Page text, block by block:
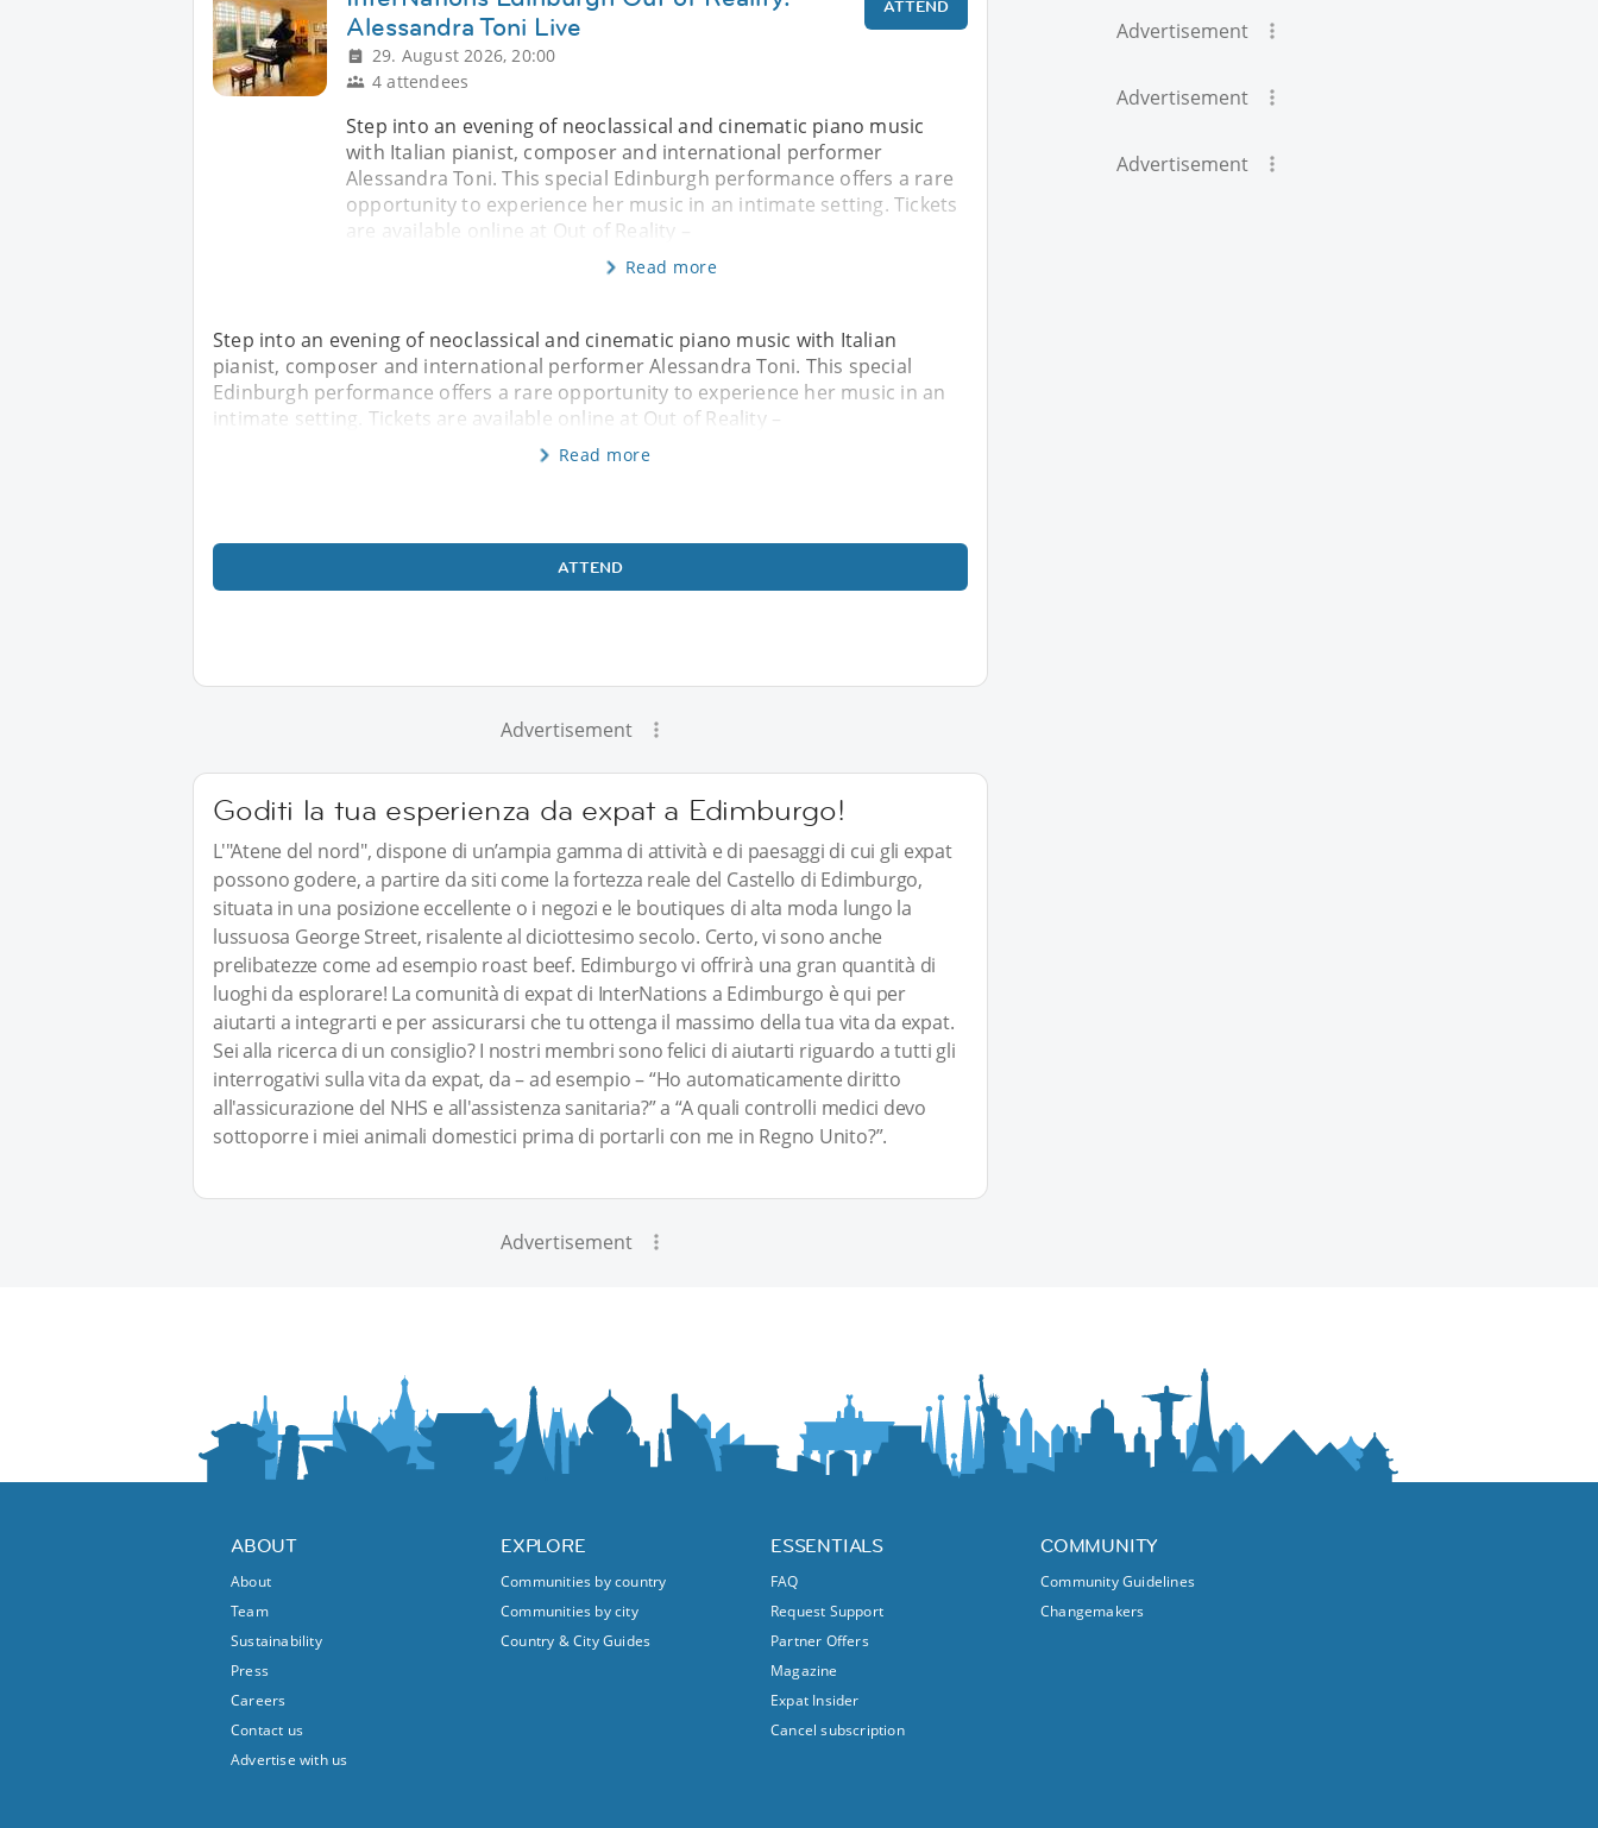
Alessandra Toni Live
29. August 2026, 20:00
4 attendees
ATTEND
Step into an evening of neoclassical and cinematic piano music
with Italian pianist, composer and international performer
Alessandra Toni. This special Edinburgh performance offers a rare
opportunity to experience her music in an intimate setting. Tickets
are available online at Out of Reality –
Read more
Step into an evening of neoclassical and cinematic piano music with Italian
pianist, composer and international performer Alessandra Toni. This special
Edinburgh performance offers a rare opportunity to experience her music in an
intimate setting. Tickets are available online at Out of Reality –
Read more
ATTEND
Advertisement
Goditi la tua esperienza da expat a Edimburgo!
L'"Atene del nord", dispone di un’ampia gamma di attività e di paesaggi di cui gli expat
possono godere, a partire da siti come la fortezza reale del Castello di Edimburgo,
situata in una posizione eccellente o i negozi e le boutiques di alta moda lungo la
lussuosa George Street, risalente al diciottesimo secolo. Certo, vi sono anche
prelibatezze come ad esempio roast beef. Edimburgo vi offrirà una gran quantità di
luoghi da esplorare! La comunità di expat di InterNations a Edimburgo è qui per
aiutarti a integrarti e per assicurarsi che tu ottenga il massimo della tua vita da expat.
Sei alla ricerca di un consiglio? I nostri membri sono felici di aiutarti riguardo a tutti gli
interrogativi sulla vita da expat, da – ad esempio – “Ho automaticamente diritto
all'assicurazione del NHS e all'assistenza sanitaria?” a “A quali controlli medici devo
sottoporre i miei animali domestici prima di portarli con me in Regno Unito?”.
Advertisement
Advertisement
Advertisement
Advertisement
ABOUT
About
Team
Sustainability
Press
Careers
Contact us
Advertise with us
EXPLORE
Communities by country
Communities by city
Country & City Guides
ESSENTIALS
FAQ
Request Support
Partner Offers
Magazine
Expat Insider
Cancel subscription
COMMUNITY
Community Guidelines
Changemakers